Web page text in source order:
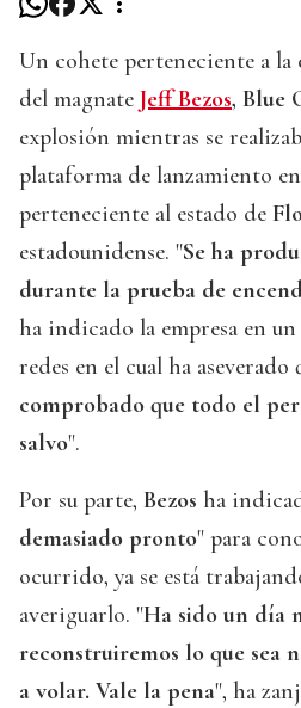
Un cohete perteneciente a la
del magnate Jeff Bezos, Blue
explosión mientras se
plataforma de lanzamiento
perteneciente al estado de
estadounidense. "Se ha
durante la prueba de
ha indicado la empresa en
redes en el cual ha aseverado
comprobado que todo el
salvo".
Por su parte, Bezos ha
demasiado pronto" para
ocurrido, ya se está
averiguarlo. "Ha sido un día
reconstruiremos lo que sea
a volar. Vale la pena", ha